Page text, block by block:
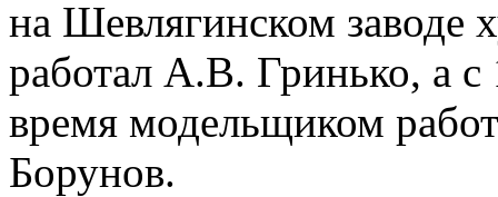
на Шевлягинском
работал А.В. Гринько, а
время модельщиком
Борунов.